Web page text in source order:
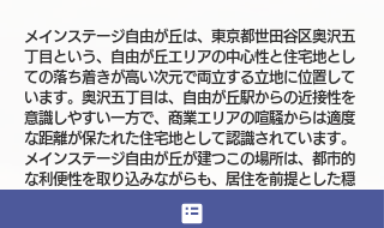
メインステージ自由が丘は、東京都世田谷区奥沢五
丁目という、自由が丘エリアの中心性と住宅地とし
ての落ち着きが高い次元で両立する立地に位置して
います。奥沢五丁目は、自由が丘駅からの近接性を
意識しやすい一方で、商業エリアの喧騒からは適度
な距離が保たれた住宅地として認識されています。
メインステージ自由が丘が建つこの場所は、都市的
な利便性を取り込みながらも、居住を前提とした穏